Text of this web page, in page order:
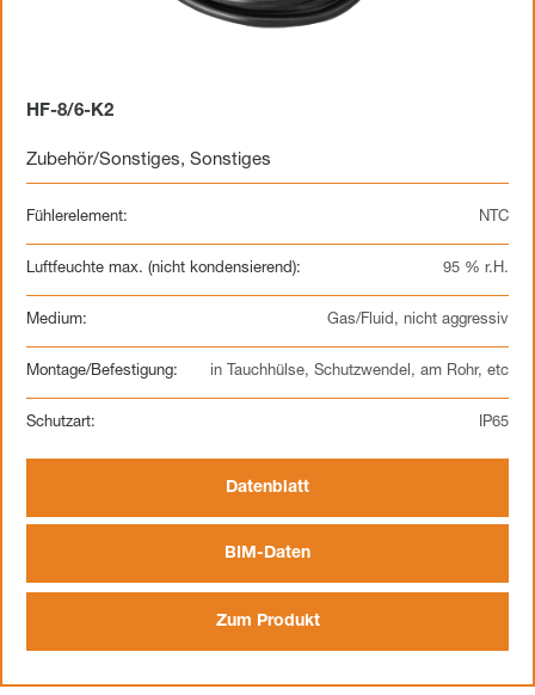
HF-8/6-K2
Zubehör/Sonstiges, Sonstiges
Fühlerelement: NTC
Luftfeuchte max. (nicht kondensierend): 95 % r.H.
Medium: Gas/Fluid, nicht aggressiv
Montage/Befestigung: in Tauchhülse, Schutzwendel, am Rohr, etc
Schutzart: IP65
Datenblatt
BIM-Daten
Zum Produkt